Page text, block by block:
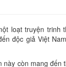
loạt truyện trinh
độc giả Việt
này còn mang